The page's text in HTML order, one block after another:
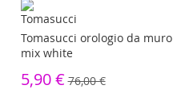
Tomasucci orologio da muro
mix white
5,90 € 76,00 €